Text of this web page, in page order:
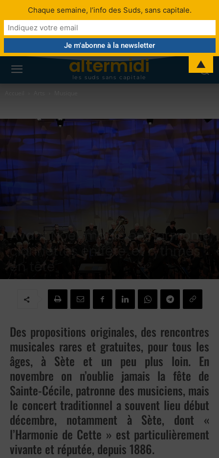
altermidi
les suds sans capitale
Avant Noël, magie en harmonie,
clarinettes en fête, et rythmes
en tête
Des propositions originales, des rencontres
musicales rares et gratuites, pour tous les
âges, à Sète et un peu plus loin. En
novembre on n’oublie jamais la fête de
Sainte-Cécile, patronne des musiciens, mais
le concert traditionnel a souvent lieu début
décembre, notamment à Sète, dont «
l’Harmonie de Cette » est particulièrement
vivante et réputée, depuis 1886.
Chaque semaine, l’info des Suds, sans capitale.
▲